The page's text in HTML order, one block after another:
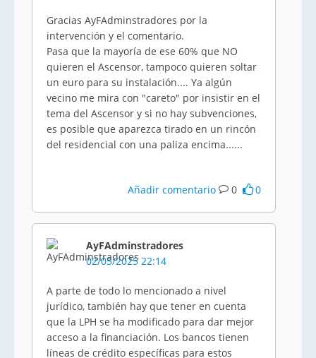
Gracias AyFAdminstradores por la
intervención y el comentario.
Pasa que la mayoría de ese 60% que NO
quieren el Ascensor, tampoco quieren soltar
un euro para su instalación.... Ya algún
vecino me mira con "careto" por insistir en el
tema del Ascensor y si no hay subvenciones,
es posible que aparezca tirado en un rincón
del residencial con una paliza encima......
Añadir comentario 0 0
AyFAdminstradores
02/05/2025 22:14
A parte de todo lo mencionado a nivel
jurídico, también hay que tener en cuenta
que la LPH se ha modificado para dar mejor
acceso a la financiación. Los bancos tienen
líneas de crédito específicas para estos